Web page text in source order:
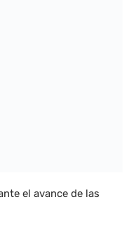
el avance de las